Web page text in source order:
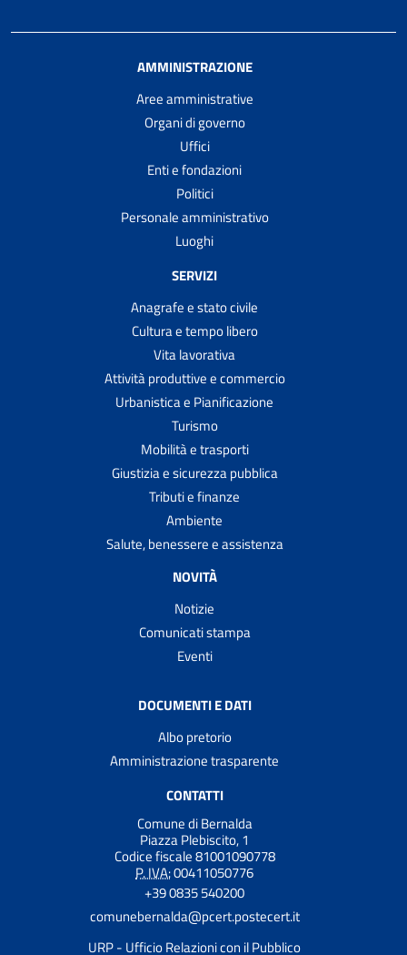
AMMINISTRAZIONE
Aree amministrative
Organi di governo
Uffici
Enti e fondazioni
Politici
Personale amministrativo
Luoghi
SERVIZI
Anagrafe e stato civile
Cultura e tempo libero
Vita lavorativa
Attività produttive e commercio
Urbanistica e Pianificazione
Turismo
Mobilità e trasporti
Giustizia e sicurezza pubblica
Tributi e finanze
Ambiente
Salute, benessere e assistenza
NOVITÀ
Notizie
Comunicati stampa
Eventi
DOCUMENTI E DATI
Albo pretorio
Amministrazione trasparente
CONTATTI
Comune di Bernalda
Piazza Plebiscito, 1
Codice fiscale 81001090778
P. IVA:00411050776
+39 0835 540200
comunebernalda@pcert.postecert.it
URP - Ufficio Relazioni con il Pubblico